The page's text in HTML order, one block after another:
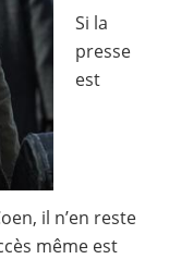
Si la
presse
est
il n’en reste
même est